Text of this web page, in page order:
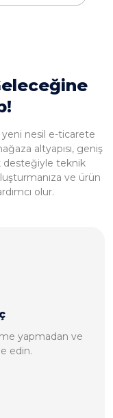
görüyorum.”
nesil e-ticarete
altyapısı, geniş
desteğiyle teknik
ve ürün
olur.
İmkanı
ve dilediğiniz
yaşayın.